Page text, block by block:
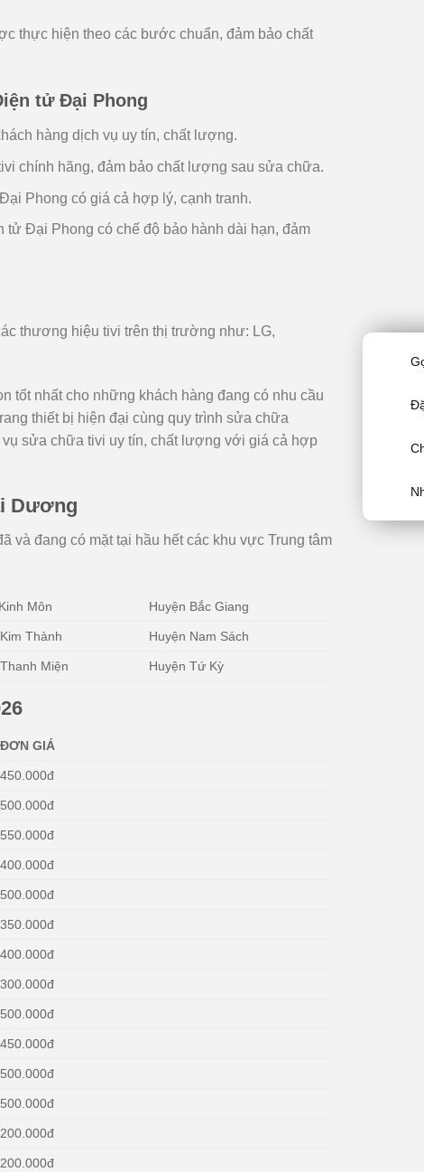
thực hiện theo các bước chuẩn, đảm bảo chất
tử Đại Phong
hàng dịch vụ uy tín, chất lượng.
chính hãng, đảm bảo chất lượng sau sửa chữa.
Phong có giá cả hợp lý, cạnh tranh.
Đại Phong có chế độ bảo hành dài hạn, đảm
thương hiệu tivi trên thị trường như: LG,
tốt nhất cho những khách hàng đang có nhu cầu
thiết bị hiện đại cùng quy trình sửa chữa
sửa chữa tivi uy tín, chất lượng với giá cả hợp
Dương
và đang có mặt tại hầu hết các khu vực Trung tâm
Môn Huyện Bắc Giang
Thành Huyện Nam Sách
Miện Huyện Tứ Kỳ
ĐƠN GIÁ
450.000đ
500.000đ
550.000đ
400.000đ
500.000đ
350.000đ
400.000đ
300.000đ
500.000đ
450.000đ
500.000đ
500.000đ
200.000đ
200.000đ